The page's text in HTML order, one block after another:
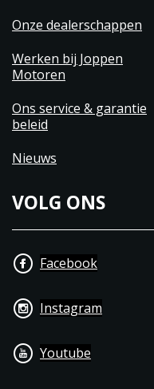
Onze dealerschappen
Werken bij Joppen
Motoren
Ons service & garantie
beleid
Nieuws
VOLG ONS
Facebook
Instagram
Youtube